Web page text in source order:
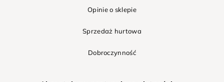
Opinie o sklepie
Sprzedaż hurtowa
Dobroczynność